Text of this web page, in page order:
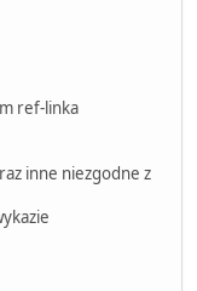
ref-linka
inne niezgodne z